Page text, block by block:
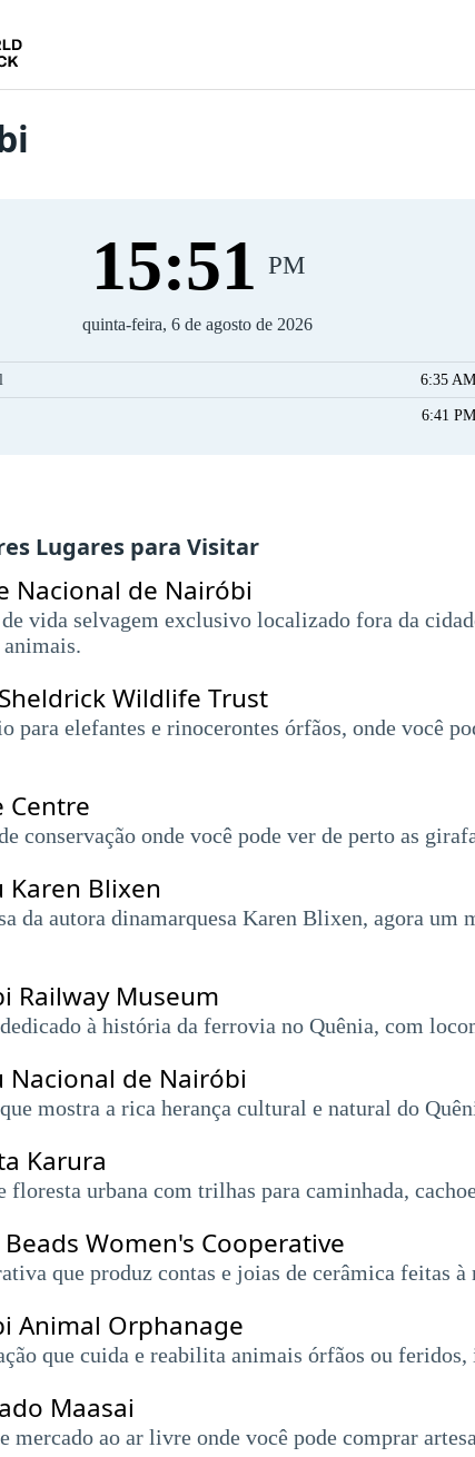
15:51 PM
quinta-feira, 6 de agosto de 2026
6:35 AM
6:41 PM
Lugares para Visitar
Nacional de Nairóbi
vida selvagem exclusivo localizado fora da
animais.
Wildlife Trust
para elefantes e rinocerontes órfãos, onde você
Centre
conservação onde você pode ver de perto as
Karen Blixen
da autora dinamarquesa Karen Blixen, agora
Railway Museum
à história da ferrovia no Quênia, com
Nacional de Nairóbi
mostra a rica herança cultural e natural do
Karura
floresta urbana com trilhas para caminhada,
Women's Cooperative
que produz contas e joias de cerâmica feitas
Animal Orphanage
que cuida e reabilita animais órfãos ou
Maasai
mercado ao ar livre onde você pode comprar